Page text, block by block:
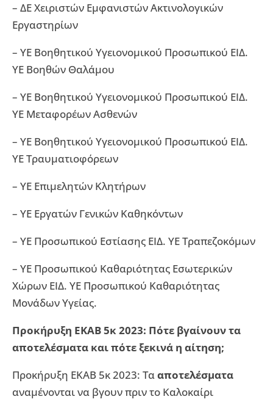
– ΔΕ Χειριστών Εμφανιστών Ακτινολογικών
Εργαστηρίων
– ΥΕ Βοηθητικού Υγειονομικού Προσωπικού ΕΙΔ.
ΥΕ Βοηθών Θαλάμου
– ΥΕ Βοηθητικού Υγειονομικού Προσωπικού ΕΙΔ.
ΥΕ Μεταφορέων Ασθενών
– ΥΕ Βοηθητικού Υγειονομικού Προσωπικού ΕΙΔ.
ΥΕ Τραυματιοφόρεων
– ΥΕ Επιμελητών Κλητήρων
– ΥΕ Εργατών Γενικών Καθηκόντων
– ΥΕ Προσωπικού Εστίασης ΕΙΔ. ΥΕ Τραπεζοκόμων
– ΥΕ Προσωπικού Καθαριότητας Εσωτερικών
Χώρων ΕΙΔ. ΥΕ Προσωπικού Καθαριότητας
Μονάδων Υγείας.
Προκήρυξη ΕΚΑΒ 5κ 2023: Πότε βγαίνουν τα
αποτελέσματα και πότε ξεκινά η αίτηση;
Προκήρυξη ΕΚΑΒ 5κ 2023: Τααποτελέσματα
αναμένονται να βγουν πριν το Καλοκαίρι